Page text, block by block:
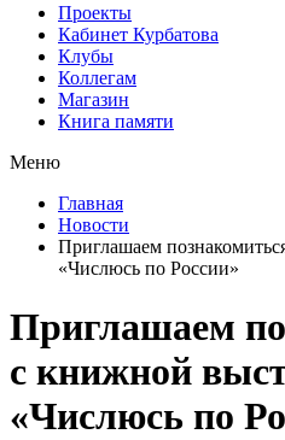
Проекты
Кабинет Курбатова
Клубы
Коллегам
Магазин
Книга памяти
Меню
Главная
Новости
Приглашаем
«Числюсь по России»
Приглашаем
с книжной
«Числюсь по